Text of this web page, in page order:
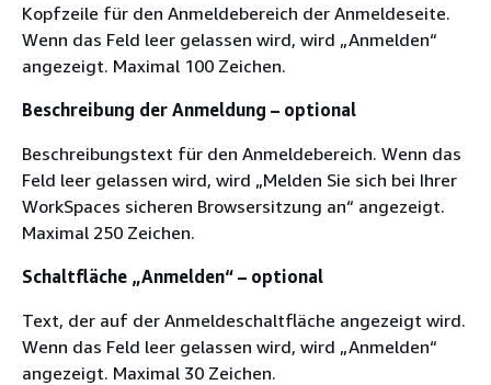
Kopfzeile für den Anmeldebereich der Anmeldeseite.
Wenn das Feld leer gelassen wird, wird „Anmelden“
angezeigt. Maximal 100 Zeichen.
Beschreibung der Anmeldung – optional
Beschreibungstext für den Anmeldebereich. Wenn das
Feld leer gelassen wird, wird „Melden Sie sich bei Ihrer
WorkSpaces sicheren Browsersitzung an“ angezeigt.
Maximal 250 Zeichen.
Schaltfläche „Anmelden“ – optional
Text, der auf der Anmeldeschaltfläche angezeigt wird.
Wenn das Feld leer gelassen wird, wird „Anmelden“
angezeigt. Maximal 30 Zeichen.